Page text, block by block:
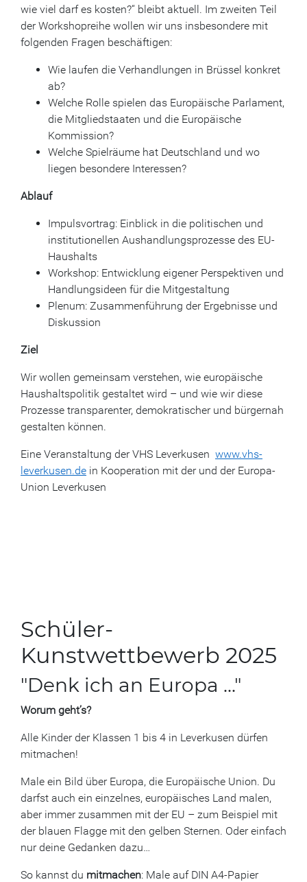
wie viel darf es kosten?“ bleibt aktuell. Im zweiten Teil
der Workshopreihe wollen wir uns insbesondere mit
folgenden Fragen beschäftigen:
Wie laufen die Verhandlungen in Brüssel konkret
ab?
Welche Rolle spielen das Europäische Parlament,
die Mitgliedstaaten und die Europäische
Kommission?
Welche Spielräume hat Deutschland und wo
liegen besondere Interessen?
Ablauf
Impulsvortrag: Einblick in die politischen und
institutionellen Aushandlungsprozesse des EU-
Haushalts
Workshop: Entwicklung eigener Perspektiven und
Handlungsideen für die Mitgestaltung
Plenum: Zusammenführung der Ergebnisse und
Diskussion
Ziel
Wir wollen gemeinsam verstehen, wie europäische
Haushaltspolitik gestaltet wird – und wie wir diese
Prozesse transparenter, demokratischer und bürgernah
gestalten können.
Eine Veranstaltung der VHS Leverkusen www.vhs-
leverkusen.de in Kooperation mit der und der Europa-
Union Leverkusen
Schüler-
Kunstwettbewerb 2025
"Denk ich an Europa ..."
Worum geht’s?
Alle Kinder der Klassen 1 bis 4 in Leverkusen dürfen
mitmachen!
Male ein Bild über Europa, die Europäische Union. Du
darfst auch ein einzelnes, europäisches Land malen,
aber immer zusammen mit der EU – zum Beispiel mit
der blauen Flagge mit den gelben Sternen. Oder einfach
nur deine Gedanken dazu…
So kannst du mitmachen: Male auf DIN A4-Papier